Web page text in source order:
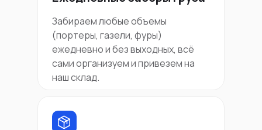
Забираем любые объемы
(портеры, газели, фуры)
ежедневно и без выходных, всё
сами организуем и привезем на
наш склад.